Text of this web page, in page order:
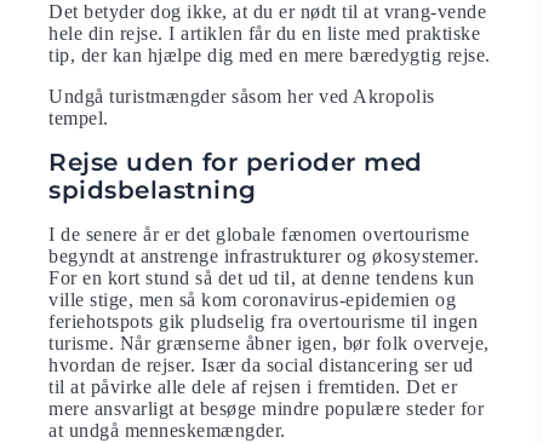
Det betyder dog ikke, at du er nødt til at vrang-vende
hele din rejse. I artiklen får du en liste med praktiske
tip, der kan hjælpe dig med en mere bæredygtig rejse.
Undgå turistmængder såsom her ved Akropolis
tempel.
Rejse uden for perioder med
spidsbelastning
I de senere år er det globale fænomen overtourisme
begyndt at anstrenge infrastrukturer og økosystemer.
For en kort stund så det ud til, at denne tendens kun
ville stige, men så kom coronavirus-epidemien og
feriehotspots gik pludselig fra overtourisme til ingen
turisme. Når grænserne åbner igen, bør folk overveje,
hvordan de rejser. Især da social distancering ser ud
til at påvirke alle dele af rejsen i fremtiden. Det er
mere ansvarligt at besøge mindre populære steder for
at undgå menneskemængder.